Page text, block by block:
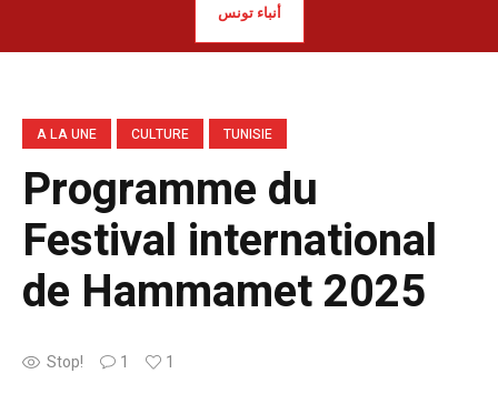
أنباء تونس
A LA UNE CULTURE TUNISIE
Programme du
Festival international
de Hammamet 2025
Stop! 1 1